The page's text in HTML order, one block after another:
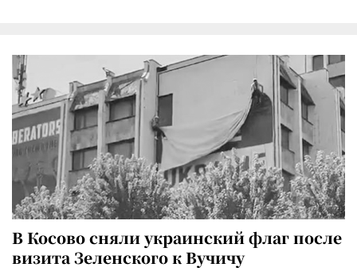
В Косово сняли украинский флаг после
визита Зеленского к Вучичу